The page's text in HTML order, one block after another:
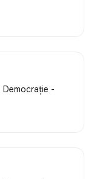
Democrație -